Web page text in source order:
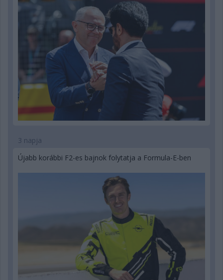
3 napja
Újabb korábbi F2-es bajnok folytatja a Formula-E-ben